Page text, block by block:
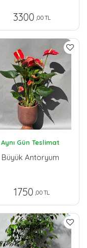
3300 ,00 TL
Aynı Gün Teslimat
Büyük Antoryum
1750 ,00 TL